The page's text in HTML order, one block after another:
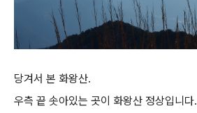
당겨서 본 화왕산.
우측 끝 솟아있는 곳이 화왕산 정상입니다.